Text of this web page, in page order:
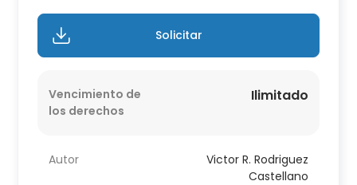
Solicitar
Vencimiento de
los derechos
Ilimitado
Autor
Victor R. Rodriguez
Castellano